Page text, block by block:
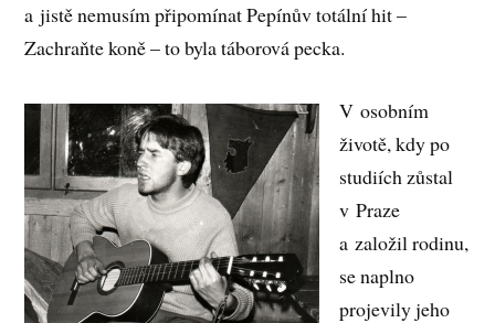
a jistě nemusím připomínat Pepínův totální hit –
Zachraňte koně – to byla táborová pecka.
V osobním
životě, kdy po
studiích zůstal
v Praze
a založil rodinu,
se naplno
projevily jeho